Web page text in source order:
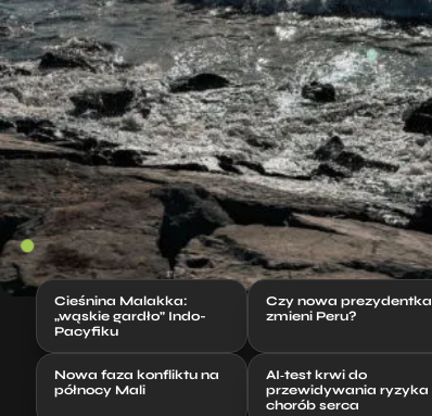
Cieśnina Malakka:
„wąskie gardło” Indo-
Pacyfiku
Czy nowa prezydentka
zmieni Peru?
Nowa faza konfliktu na
północy Mali
AI‑test krwi do
przewidywania ryzyka
chorób serca